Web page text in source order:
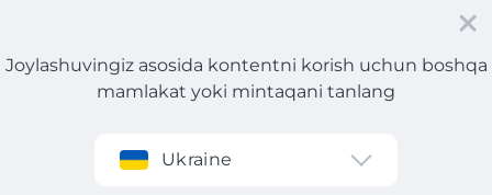
Roʻyxatdan oʻtish
Joylashuvingiz asosida kontentni korish uchun boshqa
mamlakat yoki mintaqani tanlang
Ukraine
Kuzgi zamonaviy poyabzallar chegirmalarda!